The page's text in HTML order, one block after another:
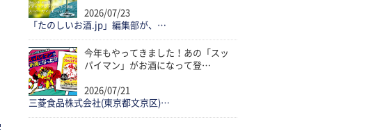
2026/07/23
「たのしいお酒.jp」編集部が、…
今年もやってきました！あの「スッ
パイマン」がお酒になって登…
2026/07/21
三菱食品株式会社(東京都文京区)…